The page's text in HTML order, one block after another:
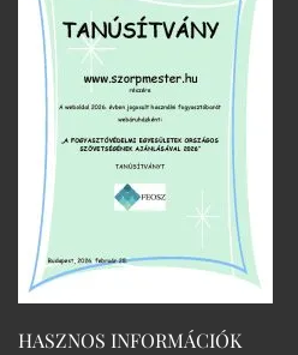
HASZNOS INFORMÁCIÓK